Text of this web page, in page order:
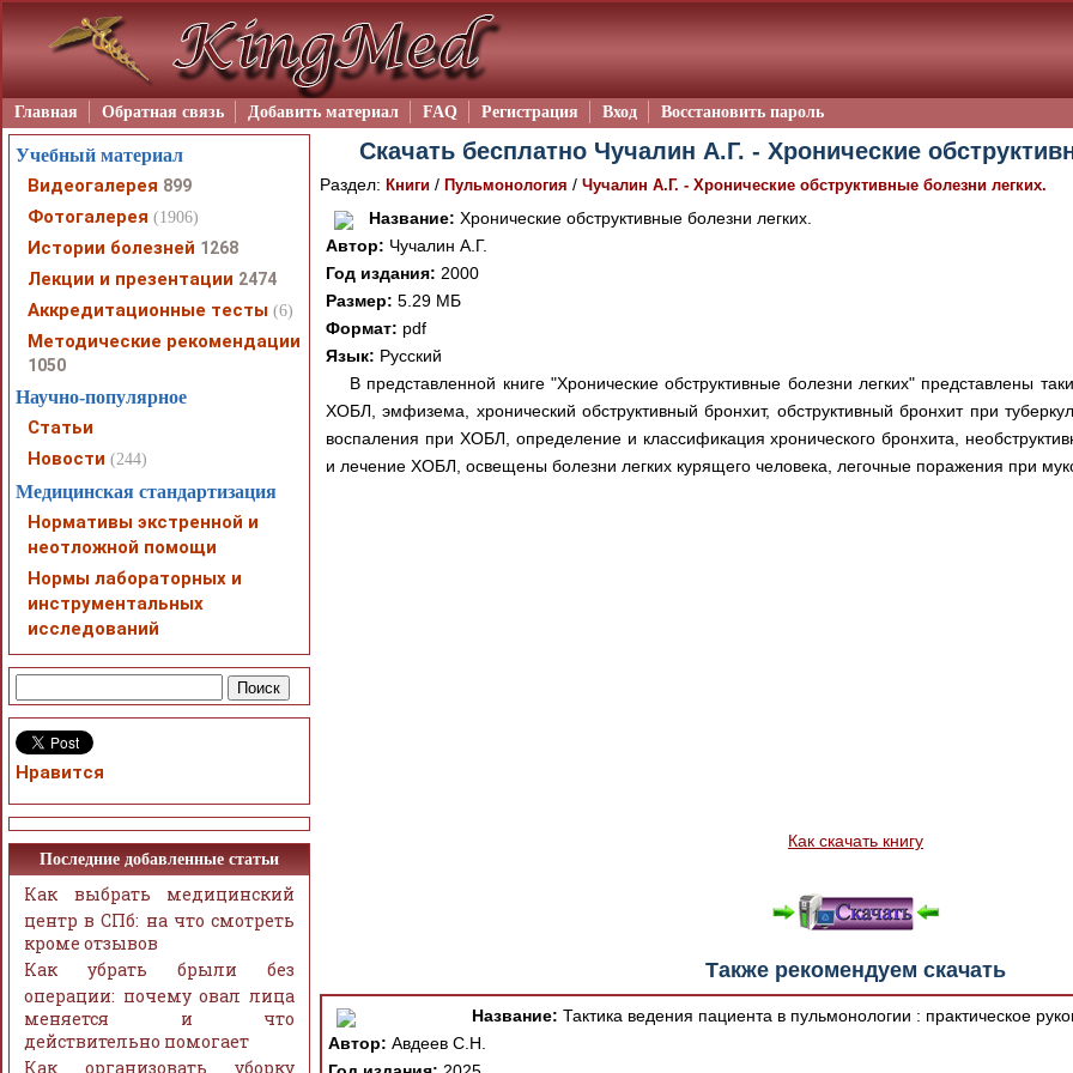
Главная Обратная связь Добавить материал FAQ Регистрация Вход Восстановить пароль
Скачать бесплатно Чучалин А.Г. - Хронические
Раздел: Книги / Пульмонология / Чучалин А.Г. - Хронические обструктивные болезни легких.
Название: Хронические обструктивные болезни легких.
Автор: Чучалин А.Г.
Год издания: 2000
Размер: 5.29 МБ
Формат: pdf
Язык: Русский
В представленной книге "Хронические обструктивные болезни легких" представлены
ХОБЛ, эмфизема, хронический обструктивный бронхит, обструктивный бронхит при
воспаления при ХОБЛ, определение и классификация хронического бронхита,
и лечение ХОБЛ, освещены болезни легких курящего человека, легочные поражения при
Как скачать книгу
Также рекомендуем скачать
Название: Тактика ведения пациента в пульмонологии : практическое
Автор: Авдеев С.Н.
Учебный материал
Видеогалерея 899
Фотогалерея (1906)
Истории болезней 1268
Лекции и презентации 2474
Аккредитационные тесты (6)
Методические рекомендации
1050
Научно-популярное
Статьи
Новости (244)
Медицинская стандартизация
Нормативы экстренной и
неотложной помощи
Нормы лабораторных и
инструментальных
исследований
Нравится
Последние добавленные статьи
Как выбрать медицинский
центр в СПб: на что смотреть
кроме отзывов
Как убрать брыли без
операции: почему овал лица
меняется и что
действительно помогает
Как организовать уборку